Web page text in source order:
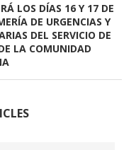
LOS DÍAS 16 Y 17 DE
DE URGENCIAS Y
DEL SERVICIO DE
LA COMUNIDAD